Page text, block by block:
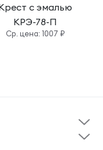
с эмалью
КРЭ-78-П
Cр. цена: 1007 ₽